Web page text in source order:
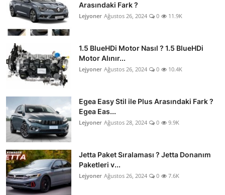
Arasındaki Fark ?
Lejyoner Ağustos 26, 2024 0 11.9K
1.5 BlueHDi Motor Nasıl ? 1.5 BlueHDi
Motor Alınır...
Lejyoner Ağustos 26, 2024 0 10.4K
Egea Easy Stil ile Plus Arasındaki Fark ?
Egea Eas...
Lejyoner Ağustos 28, 2024 0 9.9K
Jetta Paket Sıralaması ? Jetta Donanım
Paketleri v...
Lejyoner Ağustos 26, 2024 0 7.6K